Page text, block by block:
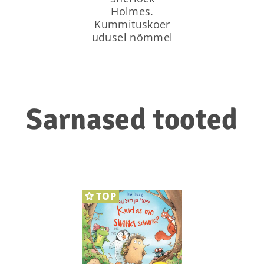
Holmes.
Kummituskoer
udusel nõmmel
Sarnased tooted
TOP